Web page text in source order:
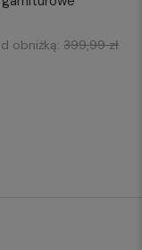
DO KOSZYKA
182/116
obniżką:399,99 zł